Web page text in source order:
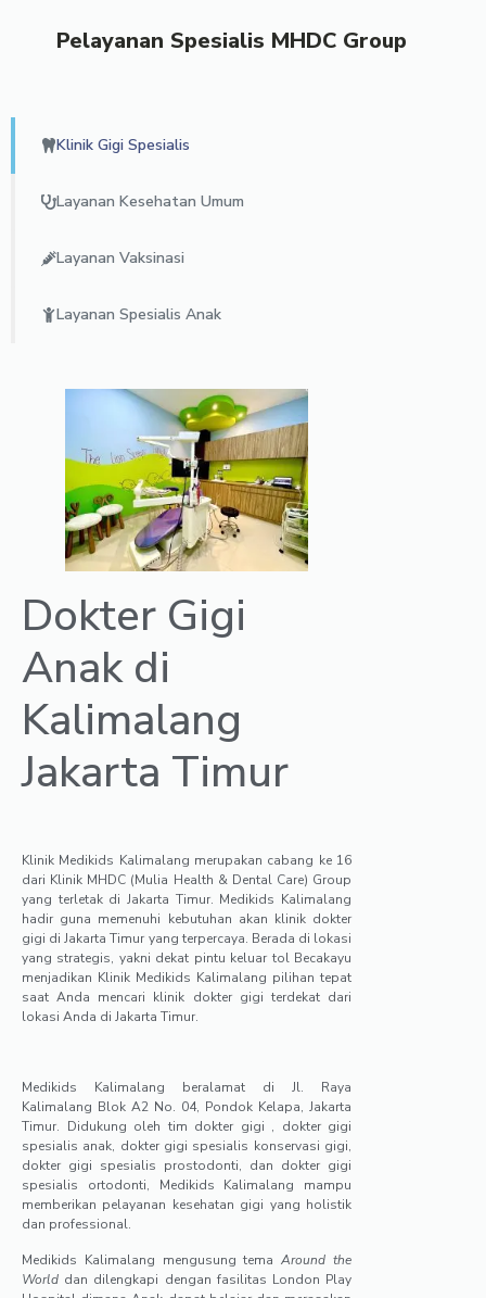
Pelayanan Spesialis MHDC Group
Klinik Gigi Spesialis
Layanan Kesehatan Umum
Layanan Vaksinasi
Layanan Spesialis Anak
Dokter Gigi
Anak di
Kalimalang
Jakarta Timur
Klinik Medikids Kalimalang merupakan cabang ke 16
dari Klinik MHDC (Mulia Health & Dental Care) Group
yang terletak di Jakarta Timur. Medikids Kalimalang
hadir guna memenuhi kebutuhan akan klinik dokter
gigi di Jakarta Timur yang terpercaya. Berada di lokasi
yang strategis, yakni dekat pintu keluar tol Becakayu
menjadikan Klinik Medikids Kalimalang pilihan tepat
saat Anda mencari klinik dokter gigi terdekat dari
lokasi Anda di Jakarta Timur.
Medikids Kalimalang beralamat di Jl. Raya
Kalimalang Blok A2 No. 04, Pondok Kelapa, Jakarta
Timur. Didukung oleh tim dokter gigi , dokter gigi
spesialis anak, dokter gigi spesialis konservasi gigi,
dokter gigi spesialis prostodonti, dan dokter gigi
spesialis ortodonti, Medikids Kalimalang mampu
memberikan pelayanan kesehatan gigi yang holistik
dan professional.
Medikids Kalimalang mengusung temaAround the
World dan dilengkapi dengan fasilitas London Play